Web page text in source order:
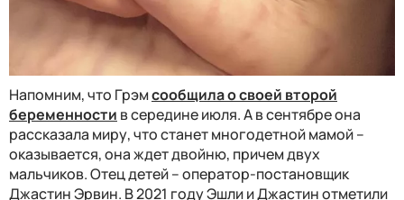
Напомним, что Грэмсообщила о своей второй
беременности в середине июля. А в сентябре она
рассказала миру, что станет многодетной мамой –
оказывается, она ждет двойню, причем двух
мальчиков. Отец детей – оператор-постановщик
Джастин Эрвин. В 2021 году Эшли и Джастин отметили